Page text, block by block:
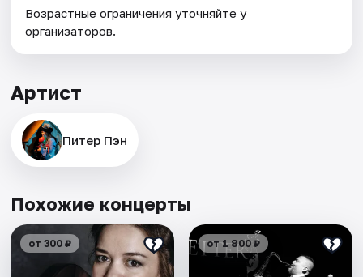
Возрастные ограничения уточняйте у
организаторов.
Артист
Питер Пэн
Похожие концерты
от 300 ₽ от 1 800 ₽